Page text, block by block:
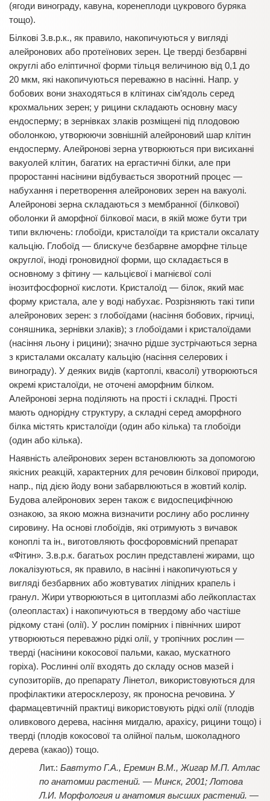
(ягоди винограду, кавуна, коренеплоди цукрового буряка
тощо).
Білкові З.в.р.к., як правило, накопичуються у вигляді
алейронових або протеїнових зерен. Це тверді безбарвні
округлі або еліптичної форми тільця величиною від 0,1 до
20 мкм, які накопичуються переважно в насінні. Напр. у
бобових вони знаходяться в клітинах сім’ядоль серед
крохмальних зерен; у рицини складають основну масу
ендосперму; в зернівках злаків розміщені під плодовою
оболонкою, утворюючи зовнішній алейроновий шар клітин
ендосперму. Алейронові зерна утворюються при висиханні
вакуолей клітин, багатих на ергастичні білки, але при
проростанні насінини відбувається зворотний процес —
набухання і перетворення алейронових зерен на вакуолі.
Алейронові зерна складаються з мембранної (білкової)
оболонки й аморфної білкової маси, в якій може бути три
типи включень: глобоїди, кристалоїди та кристали оксалату
кальцію. Глобоїд — блискуче безбарвне аморфне тільце
округлої, іноді гроновидної форми, що складається в
основному з фітину — кальцієвої і магнієвої солі
інозитфосфорної кислоти. Кристалоїд — білок, який має
форму кристала, але у воді набухає. Розрізняють такі типи
алейронових зерен: з глобоїдами (насіння бобових, гірчиці,
соняшника, зернівки злаків); з глобоїдами і кристалоїдами
(насіння льону і рицини); значно рідше зустрічаються зерна
з кристалами оксалату кальцію (насіння селерових і
винограду). У деяких видів (картоплі, квасолі) утворюються
окремі кристалоїди, не оточені аморфним білком.
Алейронові зерна поділяють на прості і складні. Прості
мають однорідну структуру, а складні серед аморфного
білка містять кристалоїди (один або кілька) та глобоїди
(один або кілька).
Наявність алейронових зерен встановлюють за допомогою
якісних реакцій, характерних для речовин білкової природи,
напр., під дією йоду вони забарвлюються в жовтий колір.
Будова алейронових зерен також є видоспецифічною
ознакою, за якою можна визначити рослину або рослинну
сировину. На основі глобоїдів, які отримують з вичавок
коноплі та ін., виготовляють фосфоровмісний препарат
«Фітин». З.в.р.к. багатьох рослин представлені жирами, що
локалізуються, як правило, в насінні і накопичуються у
вигляді безбарвних або жовтуватих ліпідних крапель і
гранул. Жири утворюються в цитоплазмі або лейкопластах
(олеопластах) і накопичуються в твердому або частіше
рідкому стані (олії). У рослин помірних і північних широт
утворюються переважно рідкі олії, у тропічних рослин —
тверді (насінини кокосової пальми, какао, мускатного
горіха). Рослинні олії входять до складу основ мазей і
супозиторіїв, до препарату Лінетол, використовуються для
профілактики атеросклерозу, як проносна речовина. У
фармацевтичній практиці використовують рідкі олії (плодів
оливкового дерева, насіння мигдалю, арахісу, рицини тощо) і
тверді (плодів кокосової та олійної пальм, шоколадного
дерева (какао)) тощо.
Бавтуто Г.А., Еремин В.М., Жигар М.П. Атлас
по анатомии растений. — Минск, 2001; Лотова
Л.И. Морфология и анатомия высших растений. —